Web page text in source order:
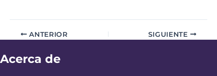
ANTERIOR SIGUIENTE
Acerca de